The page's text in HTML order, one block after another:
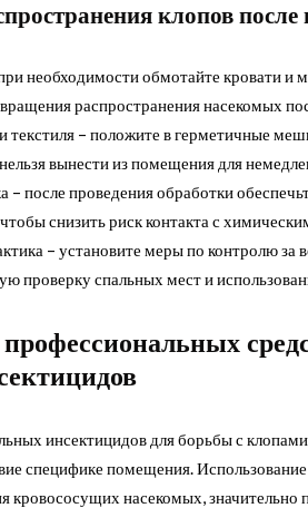
клопов после
необходимости обмотайте кровати и
распространения насекомых
– положите в герметичные
вынести из помещения для
– после проведения обработки
снизить риск контакта с
– установите меры по контролю
проверку спальных мест и
инсектицидов для борьбы с
специфике помещения.
кровососущих насекомых,